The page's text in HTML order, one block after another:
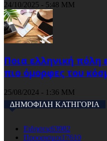
24/10/2025 - 5:48 ΜΜ
Ποια ελληνική πόλη
πιο όμορφες του
25/08/2024 - 1:36 ΜΜ
ΔΗΜΟΦΙΛΗ ΚΑΤΗΓΟΡΙΑ
Ειδησεις63982
Προορισμοι17610